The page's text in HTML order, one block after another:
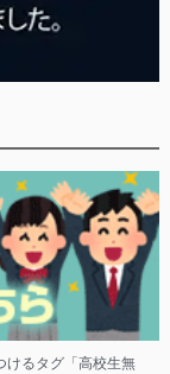
けるタグ「高校生無